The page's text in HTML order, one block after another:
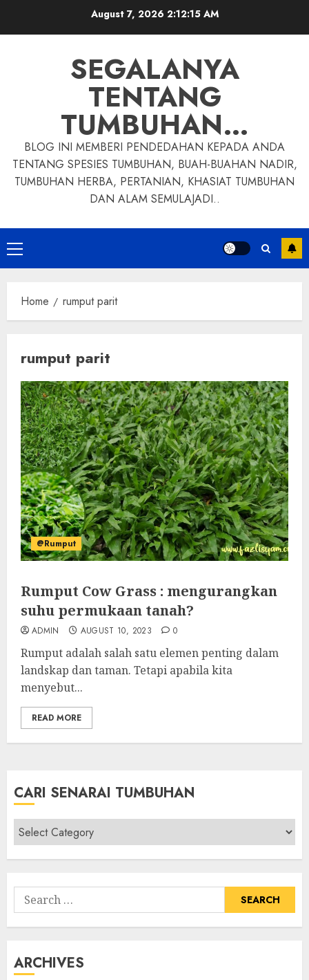
August 7, 2026 2:12:16 AM
SEGALANYA
TENTANG
TUMBUHAN…
BLOG INI MEMBERI PENDEDAHAN KEPADA ANDA
TENTANG SPESIES TUMBUHAN, BUAH-BUAHAN NADIR,
TUMBUHAN HERBA, PERTANIAN, KHASIAT TUMBUHAN
DAN ALAM SEMULAJADI..
Primary
Menu
Home rumput parit
rumput parit
@Rumput
Rumput Cow Grass : mengurangkan
suhu permukaan tanah?
ADMIN AUGUST 10, 2023 0
Rumput adalah salah satu elemen penting dalam
landskap dan taman. Tetapi apabila kita
menyebut...
READ MORE
CARI SENARAI TUMBUHAN
Cari
Senarai
Tumbuhan
Search
for:
ARCHIVES